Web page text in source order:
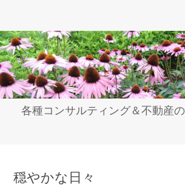
各種コンサルティング＆不動産
穏やかな日々